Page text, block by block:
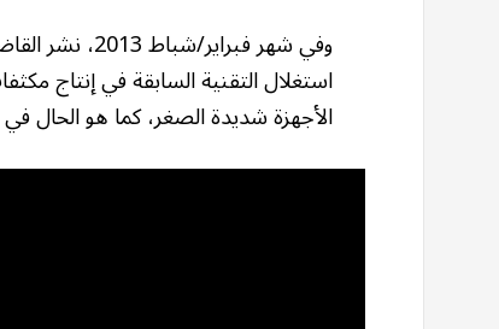
وفي شهر
استغلال التقنية السابقة في إنتاج
الأجهزة شديدة الصغر، كما هو الحال